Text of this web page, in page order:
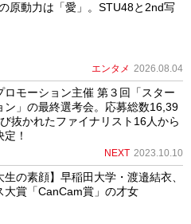
原動力は「愛」。STU48と2nd写
エンタメ 2026.08.04
ロモーション主催 第３回「スター
」の最終選考会。応募総数16,39
抜かれたファイナリスト16人から
！
NEXT 2023.10.10
生の素顔】早稲田大学・渡邉結衣、
大賞「CanCam賞」の才女